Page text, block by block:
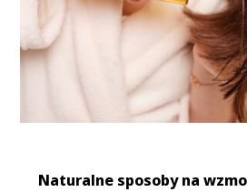
Naturalne sposoby na